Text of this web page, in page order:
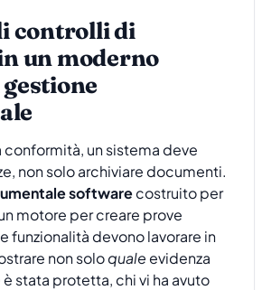
controlli di
un moderno
conformità, un sistema deve
non solo archiviare documenti.
softwarecostruito per
motore per creare prove
funzionalità devono lavorare in
non soloquale evidenza
è stata protetta, chi vi ha avuto